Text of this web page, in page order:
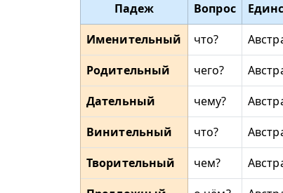
Падеж Вопрос
Именительный
что?
Родительный чего?
Дательный
чему?
Винительный
что?
Творительный
чем?